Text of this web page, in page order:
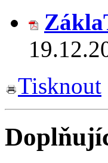
Tisknout